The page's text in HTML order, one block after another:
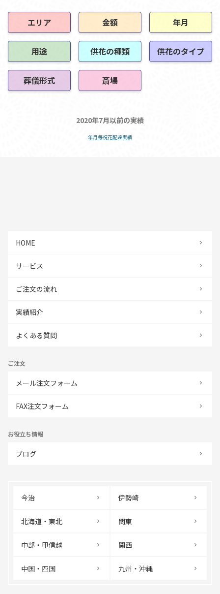
エリア 金額 年月
用途 供花の種類 供花のタイプ
葬儀形式 斎場
2020年7月以前の実績
年月毎祝花配達実績
HOME
サービス
ご注文の流れ
実績紹介
よくある質問
ご注文
メール注文フォーム
FAX注文フォーム
お役立ち情報
ブログ
今治 伊勢崎
北海道・東北 関東
中部・甲信越 関西
中国・四国 九州・沖縄